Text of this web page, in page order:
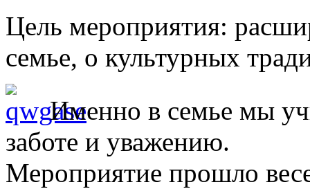
Цель мероприятия:
семье, о культурных
Именно в семье мы
заботе и уважению.
Мероприятие прошло